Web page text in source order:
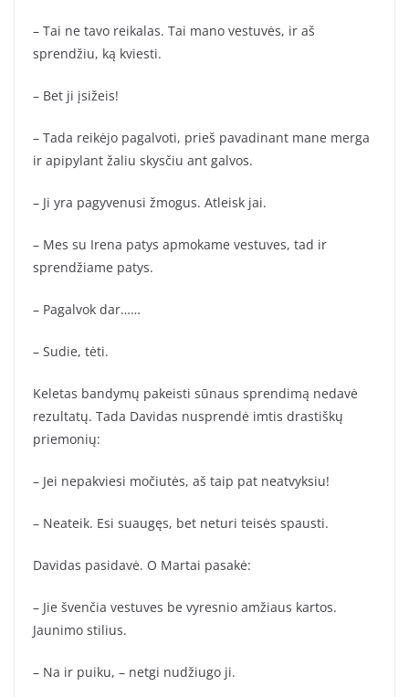
– Tai ne tavo reikalas. Tai mano vestuvės, ir aš
sprendžiu, ką kviesti.
– Bet ji įsižeis!
– Tada reikėjo pagalvoti, prieš pavadinant mane merga
ir apipylant žaliu skysčiu ant galvos.
– Ji yra pagyvenusi žmogus. Atleisk jai.
– Mes su Irena patys apmokame vestuves, tad ir
sprendžiame patys.
– Pagalvok dar……
– Sudie, tėti.
Keletas bandymų pakeisti sūnaus sprendimą nedavė
rezultatų. Tada Davidas nusprendė imtis drastiškų
priemonių:
– Jei nepakviesi močiutės, aš taip pat neatvyksiu!
– Neateik. Esi suaugęs, bet neturi teisės spausti.
Davidas pasidavė. O Martai pasakė:
– Jie švenčia vestuves be vyresnio amžiaus kartos.
Jaunimo stilius.
– Na ir puiku, – netgi nudžiugo ji.